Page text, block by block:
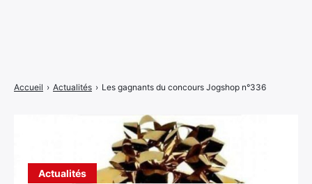
Actualités
Accueil › Actualités › Les gagnants du concours Jogshop n°336
Élément
de
menu
Élément
de
menu
Élément
de
menu